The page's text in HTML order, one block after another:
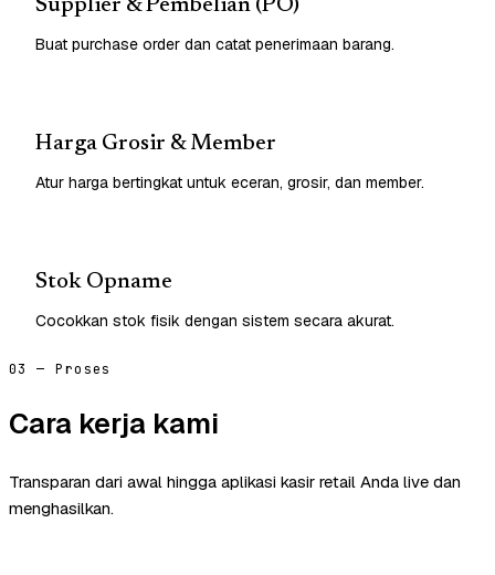
Supplier & Pembelian (PO)
Buat purchase order dan catat penerimaan barang.
Harga Grosir & Member
Atur harga bertingkat untuk eceran, grosir, dan member.
Stok Opname
Cocokkan stok fisik dengan sistem secara akurat.
03 — Proses
Cara kerja kami
Transparan dari awal hingga aplikasi kasir retail Anda live dan
menghasilkan.